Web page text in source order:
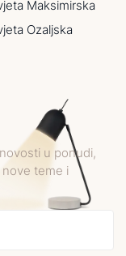
Maksimirska
Ozaljska
u ponudi,
teme i